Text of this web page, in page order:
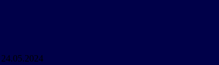
24.05.2024